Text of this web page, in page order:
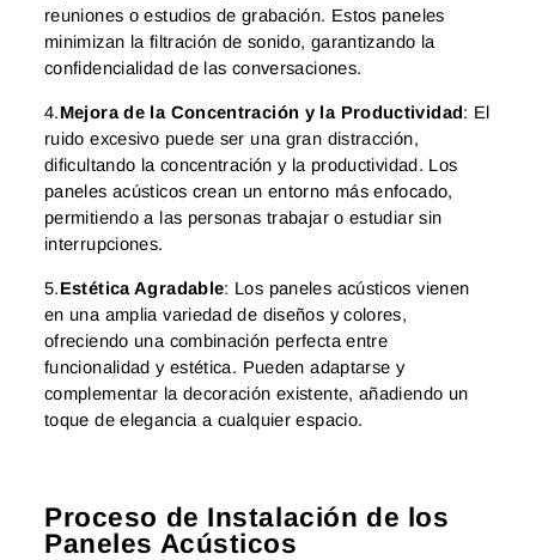
reuniones o estudios de grabación. Estos paneles
minimizan la filtración de sonido, garantizando la
confidencialidad de las conversaciones.
4.Mejora de la Concentración y la Productividad: El
ruido excesivo puede ser una gran distracción,
dificultando la concentración y la productividad. Los
paneles acústicos crean un entorno más enfocado,
permitiendo a las personas trabajar o estudiar sin
interrupciones.
5.Estética Agradable: Los paneles acústicos vienen
en una amplia variedad de diseños y colores,
ofreciendo una combinación perfecta entre
funcionalidad y estética. Pueden adaptarse y
complementar la decoración existente, añadiendo un
toque de elegancia a cualquier espacio.
Proceso de Instalación de los
Paneles Acústicos